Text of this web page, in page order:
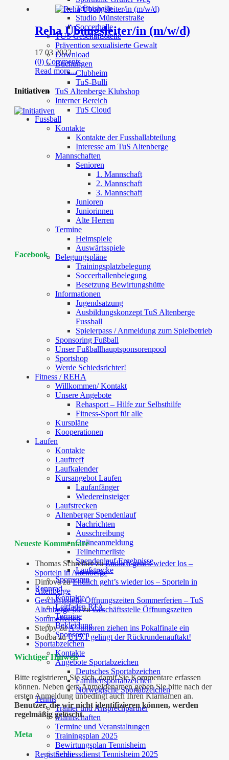
Tennishalle
Studio Münsterstraße
Soccerhalle
TUS Geschäftsstelle
Prävention sexualisierte Gewalt
Download
Buchungen
Clubheim
TuS-Bulli
TuS Altenberge Klubshop
Interner Bereich
TuS Cloud
Fussball
Kontakte
Kontakte der Fussballabteilung
Interesse am TuS Altenberge
Mannschaften
Senioren
1. Mannschaft
2. Mannschaft
3. Mannschaft
Junioren
Juniorinnen
Alte Herren
Termine
Heimspiele
Auswärtsspiele
Belegungspläne
Trainingsplatzbelegung
Soccerhallenbelegung
Besetzung Bewirtungshütte
Informationen
Jugendsatzung
Ausbildungskonzept TuS Altenberge
Fussball
Spielerpass / Anmeldung zum Spielbetrieb
Sponsoring Fußball
Unser Fußballhauptsponsorenpool
Sportshop
Werde Schiedsrichter!
Fitness / REHA
Willkommen/ Kontakt
Unsere Angebote
Rehasport – Hilfe zur Selbsthilfe
Fitness-Sport für alle
Kurspläne
Kooperationen
Laufen
Kontakte
Lauftreff
Laufkalender
Kursangebot Laufen
Laufanfänger
Wiedereinsteiger
Laufstrecken
Altenberger Spendenlauf
Nachrichten
Ausschreibung
Onlineanmeldung
Teilnehmerliste
Spendenlauf Ergebnisse
Laufstrecke
Sponsoren
Rennrad
Kontakte
Leitfaden RTA
Termine
Bekleidung
Sponsoren
Sportabzeichen
Kontakte
Angebote Sportabzeichen
Deutsches Sportabzeichen
Familiensportabzeichen
Norwegische Sportabzeichen
Tennis
Trainer und Ansprechpartner
Mannschaften
Termine und Veranstaltungen
Trainingsplan 2025
Bewirtungsplan Tennisheim
Schliessdienst Tennisheim 2025
Reha Übungsleiter/in (m/w/d)
17 03 2022
(0) Comments
Read more...
Initiativen
Facebook
Neueste Kommentare
Thomas SchreiberzuEndlich geht’s wieder los –
Sporteln in Altenberge
DimovazuEndlich geht’s wieder los – Sporteln in
Altenberge
Geschäftsstelle Öffnungszeiten Sommerferien – TuS
Altenberge 09zuGeschäftsstelle Öffnungszeiten
Sommerferien
SteppyzuA-Junioren ziehen ins Pokalfinale ein
BoubazuU15.1 gelingt der Rückrundenauftakt!
Wichtiger Hinweis
Bitte registrieren Sie sich, damit Sie Kommentare erfassen
können. Neben dem Anmeldenamen geben Sie bitte nach der
ersten Anmeldung unbedingt auch Ihren Klarnamen an.
Benutzer, die wir nicht identifizieren können, werden
regelmäßig gelöscht.
Meta
Registrieren